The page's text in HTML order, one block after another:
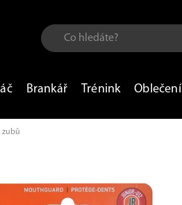
Brankář Trénink Oblečení
zubů